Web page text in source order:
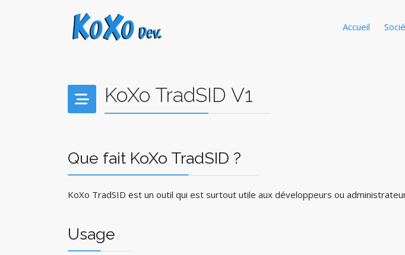
Accueil
KoXo TradSID V1
Que fait KoXo TradSID ?
KoXo TradSID est un outil qui est surtout utile aux développeurs ou
Usage